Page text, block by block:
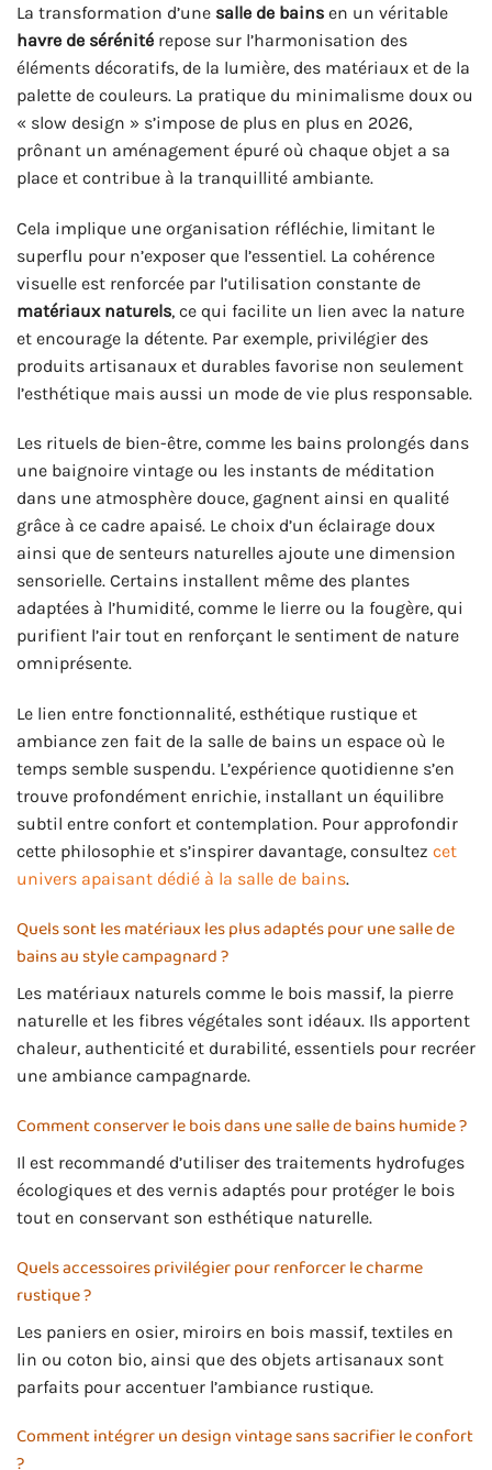
La transformation d’une salle de bains en un véritable
havre de sérénité repose sur l’harmonisation des
éléments décoratifs, de la lumière, des matériaux et de la
palette de couleurs. La pratique du minimalisme doux ou
« slow design » s’impose de plus en plus en 2026,
prônant un aménagement épuré où chaque objet a sa
place et contribue à la tranquillité ambiante.
Cela implique une organisation réfléchie, limitant le
superflu pour n’exposer que l’essentiel. La cohérence
visuelle est renforcée par l’utilisation constante de
matériaux naturels, ce qui facilite un lien avec la nature
et encourage la détente. Par exemple, privilégier des
produits artisanaux et durables favorise non seulement
l’esthétique mais aussi un mode de vie plus responsable.
Les rituels de bien-être, comme les bains prolongés dans
une baignoire vintage ou les instants de méditation
dans une atmosphère douce, gagnent ainsi en qualité
grâce à ce cadre apaisé. Le choix d’un éclairage doux
ainsi que de senteurs naturelles ajoute une dimension
sensorielle. Certains installent même des plantes
adaptées à l’humidité, comme le lierre ou la fougère, qui
purifient l’air tout en renforçant le sentiment de nature
omniprésente.
Le lien entre fonctionnalité, esthétique rustique et
ambiance zen fait de la salle de bains un espace où le
temps semble suspendu. L’expérience quotidienne s’en
trouve profondément enrichie, installant un équilibre
subtil entre confort et contemplation. Pour approfondir
cette philosophie et s’inspirer davantage, consultez cet
univers apaisant dédié à la salle de bains.
Quels sont les matériaux les plus adaptés pour une salle de
bains au style campagnard ?
Les matériaux naturels comme le bois massif, la pierre
naturelle et les fibres végétales sont idéaux. Ils apportent
chaleur, authenticité et durabilité, essentiels pour recréer
une ambiance campagnarde.
Comment conserver le bois dans une salle de bains humide ?
Il est recommandé d’utiliser des traitements hydrofuges
écologiques et des vernis adaptés pour protéger le bois
tout en conservant son esthétique naturelle.
Quels accessoires privilégier pour renforcer le charme
rustique ?
Les paniers en osier, miroirs en bois massif, textiles en
lin ou coton bio, ainsi que des objets artisanaux sont
parfaits pour accentuer l’ambiance rustique.
Comment intégrer un design vintage sans sacrifier le confort
?